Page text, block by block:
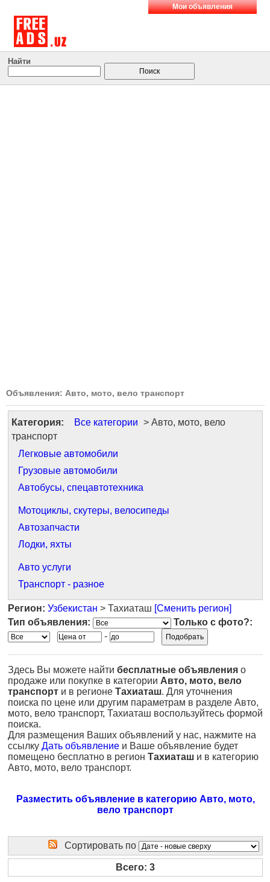
Мои объявления
Найти
Объявления: Авто, мото, вело транспорт
Категория: Все категории > Авто, мото, вело
транспорт
Легковые автомобили
Грузовые автомобили
Автобусы, спецавтотехника
Мотоциклы, скутеры, велосипеды
Автозапчасти
Лодки, яхты
Авто услуги
Транспорт - разное
Регион: Узбекистан > Тахиаташ [Сменить регион]
Тип объявления:
Только с фото?:
-
Здесь Вы можете найти бесплатные объявления о
продаже или покупке в категории Авто, мото, вело
транспорт и в регионе Тахиаташ. Для уточнения
поиска по цене или другим параметрам в разделе Авто,
мото, вело транспорт, Тахиаташ воспользуйтесь формой
поиска.
Для размещения Ваших объявлений у нас, нажмите на
ссылку Дать объявление и Ваше объявление будет
помещено бесплатно в регион Тахиаташ и в категорию
Авто, мото, вело транспорт.
Разместить объявление в категорию Авто, мото,
вело транспорт
Сортировать по
Всего: 3